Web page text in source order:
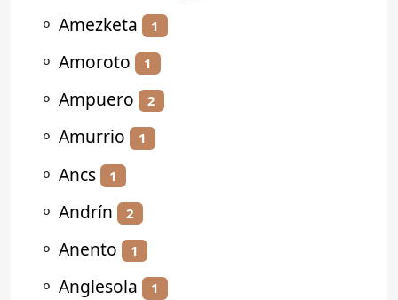
⚬ Amezketa 1
⚬ Amoroto 1
⚬ Ampuero 2
⚬ Amurrio 1
⚬ Ancs 1
⚬ Andrín 2
⚬ Anento 1
⚬ Anglesola 1